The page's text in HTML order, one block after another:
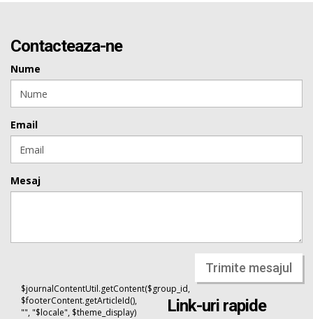
Contacteaza-ne
Nume
Email
Mesaj
Trimite mesajul
$journalContentUtil.getContent($group_id,
$footerContent.getArticleId(),
"", "$locale", $theme_display)
Link-uri rapide